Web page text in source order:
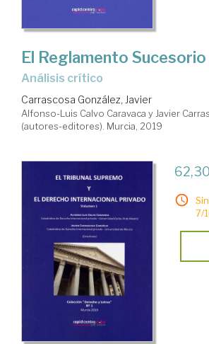
El Reglamento
análisis crítico
Carrascosa González, Javier
Alfonso-Luis Calvo Caravaca y Javier
(autores-editores). Murcia, 2019
7/